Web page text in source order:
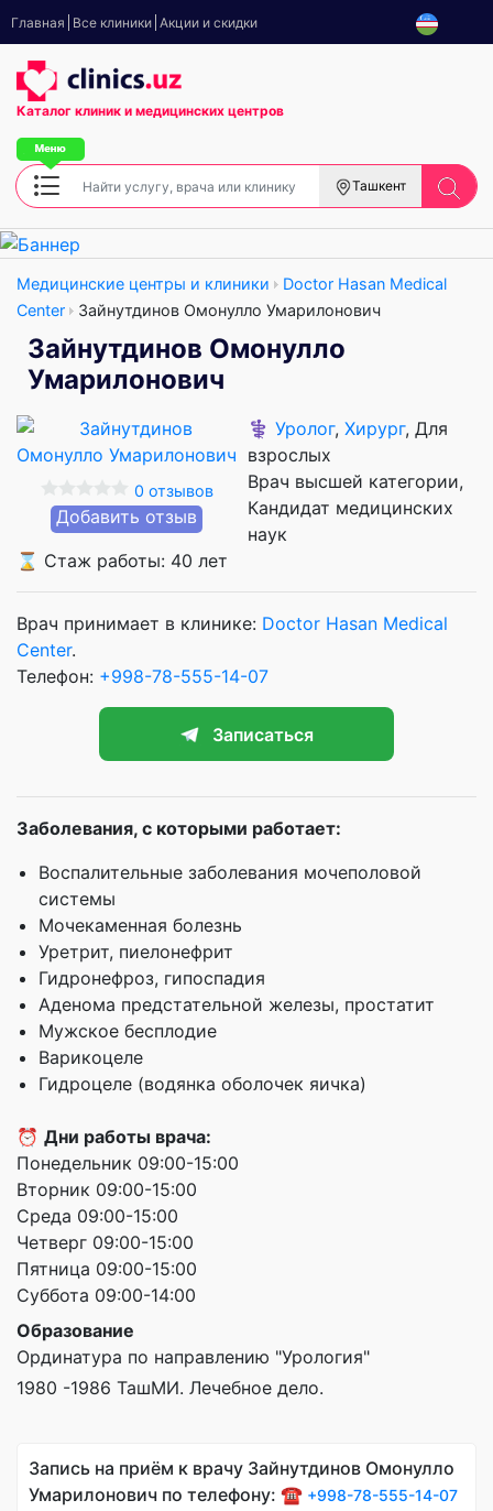
Главная Все клиники Акции и скидки
Каталог клиник и медицинских центров
Ташкент
Медицинские центры и клиники
Doctor Hasan Medical
Center
Зайнутдинов Омонулло Умарилонович
Зайнутдинов Омонулло
Умарилонович
0 отзывов
Добавить отзыв
⚕️ Уролог, Хирург, Для
взрослых
Врач высшей категории
Кандидат медицинских
наук
⌛ Стаж работы: 40 лет
Врач принимает в клинике: Doctor Hasan Medical
Center.
Телефон: +998-78-555-14-07
Записаться
Заболевания, с которыми работает:
Воспалительные заболевания мочеполовой
системы
Мочекаменная болезнь
Уретрит, пиелонефрит
Гидронефроз, гипоспадия
Аденома предстательной железы, простатит
Мужское бесплодие
Варикоцеле
Гидроцеле (водянка оболочек яичка)
⏰ Дни работы врача:
Понедельник 09:00-15:00
Вторник 09:00-15:00
Среда 09:00-15:00
Четверг 09:00-15:00
Пятница 09:00-15:00
Суббота 09:00-14:00
Образование
Ординатура по направлению "Урология"
1980 -1986 ТашМИ. Лечебное дело.
Запись на приём к врачу Зайнутдинов Омонулло
Умарилонович по телефону: ☎️ +998-78-555-14-07